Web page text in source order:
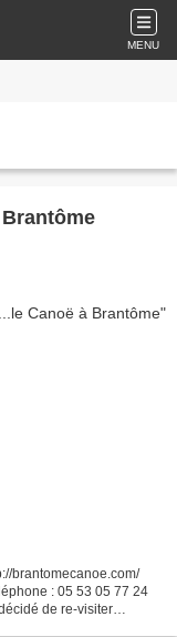
MENU
brantomecanoe.com/
: 05 53 05 77 24
de re-visiter